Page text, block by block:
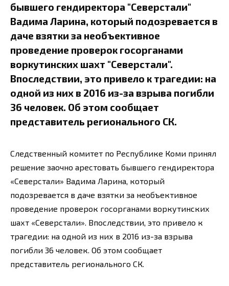
бывшего гендиректора "Северстали"
Вадима Ларина, который подозревается в
даче взятки за необъективное
проведение проверок госорганами
воркутинских шахт "Северстали".
Впоследствии, это привело к трагедии: на
одной из них в 2016 из-за взрыва погибли
36 человек. Об этом сообщает
представитель регионального СК.
Следственный комитет по Республике Коми принял
решение заочно арестовать бывшего гендиректора
«Северстали» Вадима Ларина, который
подозревается в даче взятки за необъективное
проведение проверок госорганами воркутинских
шахт «Северстали». Впоследствии, это привело к
трагедии: на одной из них в 2016 из-за взрыва
погибли 36 человек. Об этом сообщает
представитель регионального СК.